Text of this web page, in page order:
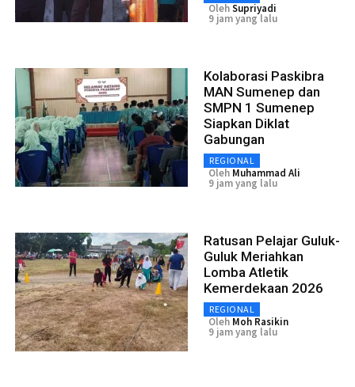
OlehSupriyadi
9 jam yang lalu
Kolaborasi Paskibra
MAN Sumenep dan
SMPN 1 Sumenep
Siapkan Diklat
Gabungan
REGIONAL
Oleh Muhammad Ali
9 jam yang lalu
Ratusan Pelajar Guluk-
Guluk Meriahkan
Lomba Atletik
Kemerdekaan 2026
REGIONAL
Oleh Moh Rasikin
9 jam yang lalu